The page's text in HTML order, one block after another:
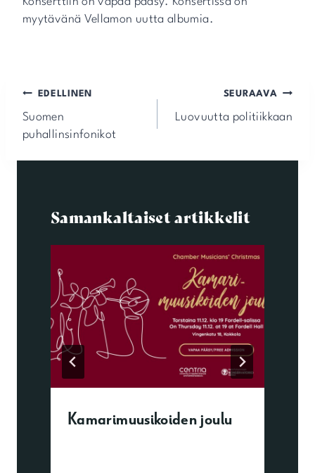
myytävänä Vellamon uutta albumia.
Artikkelien
selaus
EDELLINEN
Suomen
puhallinsinfonikot
SEURAAVA
Luovuutta politiikkaan
Samankaltaiset artikkelit
Kamarimuusikoiden joulu